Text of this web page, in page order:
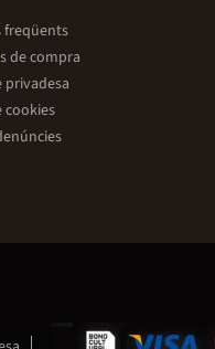
freqüents
de compra
privadesa
cookies